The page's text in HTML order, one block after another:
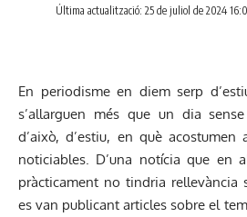
Última actualització: 25 de juliol de 2024
En periodisme en diem serp
s’allarguen més que un dia
d’això, d’estiu, en què acostumen
noticiables. D’una notícia que en
pràcticament no tindria rellevància
es van publicant articles sobre el